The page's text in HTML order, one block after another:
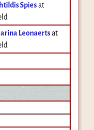
Spies at
Leonaerts at